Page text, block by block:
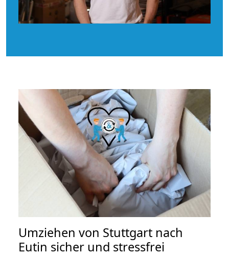
Umziehen von Stuttgart nach
Eutin sicher und stressfrei